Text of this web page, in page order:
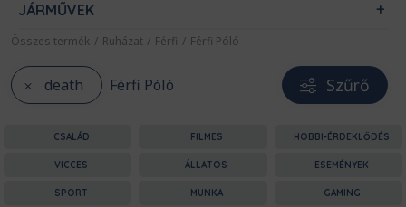
JÁRMŰVEK
Összes termék / Ruházat / Férfi / Férfi Póló
death Férfi Póló Szűrő
CSALÁD FILMES HOBBI-ÉRDEKLŐDÉS
VICCES ÁLLATOS ESEMÉNYEK
SPORT MUNKA GAMING